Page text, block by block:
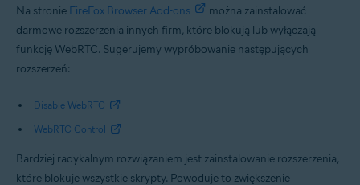
Na stronie FireFox Browser Add-ons
można zainstalować
darmowe rozszerzenia innych firm, które blokują lub wyłączają
funkcję WebRTC. Sugerujemy wypróbowanie następujących
rozszerzeń:
Disable WebRTC
WebRTC Control
Bardziej radykalnym rozwiązaniem jest zainstalowanie rozszerzenia,
które blokuje wszystkie skrypty. Powoduje to zwiększenie